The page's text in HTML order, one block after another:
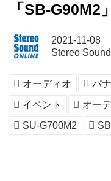
「SB-G90M2
2021-11-08
Stereo
オーディオ パ
イベント
オー
SU-G700M2